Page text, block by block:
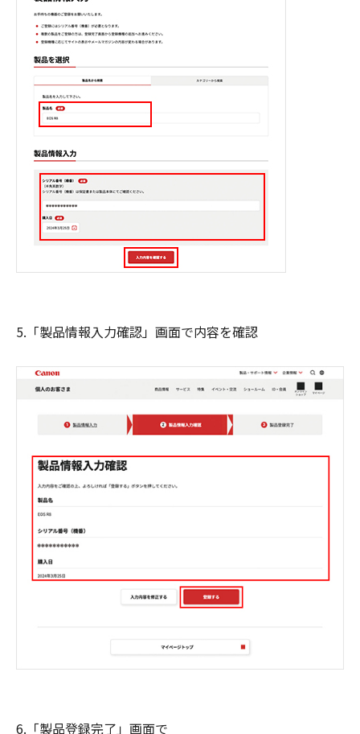
5.「製品情報入力確認」画面で内容を確認
6.「製品登録完了」画面で